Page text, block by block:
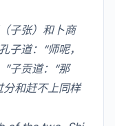
子张）和卜商
子道：“师呢，
子贡道：“那
分和赶不上同样